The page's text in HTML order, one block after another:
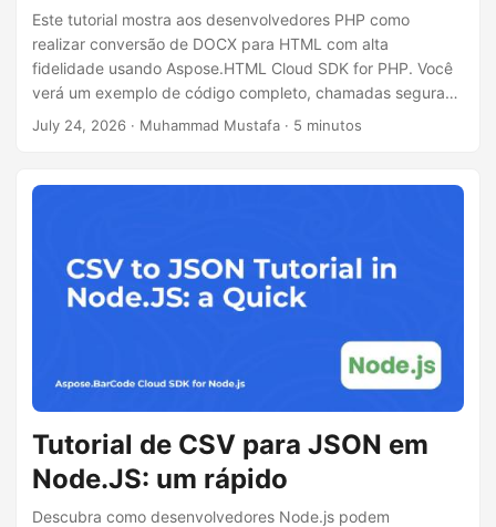
Este tutorial mostra aos desenvolvedores PHP como
realizar conversão de DOCX para HTML com alta
fidelidade usando Aspose.HTML Cloud SDK for PHP. Você
verá um exemplo de código completo, chamadas seguras
cURL para a API REST, etapas de instalação e dicas para
July 24, 2026 · Muhammad Mustafa · 5 minutos
Tutorial de CSV para JSON em
Node.JS: um rápido
Descubra como desenvolvedores Node.js podem